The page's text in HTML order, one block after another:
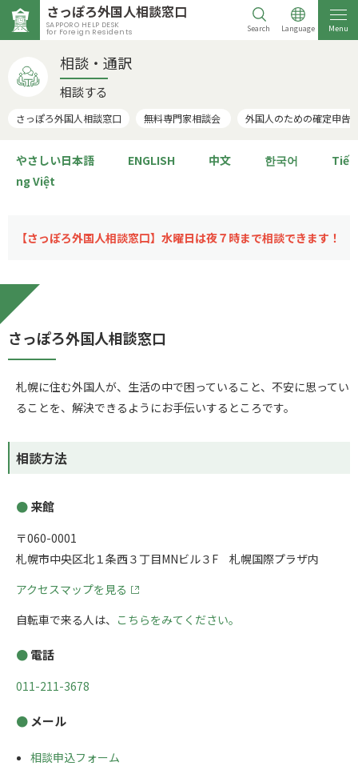
さっぽろ外国人相談窓口
SAPPORO HELP DESK
for Foreign Residents Search Language Menu
相談・通訳
相談する
さっぽろ外国人相談窓口 無料専門家相談会 外国人のための確定申告
やさしい日本語 ENGLISH 中文 한국어
Tiế
ng Việt
【さっぽろ外国人相談窓口】水曜日は夜７時まで相談できます！
さっぽろ外国人相談窓口
札幌に住む外国人が、生活の中で困っていること、不安に思ってい
ることを、解決できるようにお手伝いするところです。
相談方法
来館
〒060-0001
札幌市中央区北１条西３丁目MNビル３F 札幌国際プラザ内
アクセスマップを見る
自転車で来る人は、 こちらをみてください。
電話
011-211-3678
メール
相談申込フォーム